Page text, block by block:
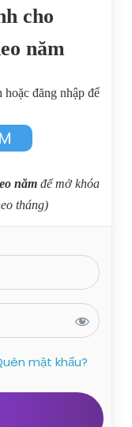
cho
năm
hoặc đăng nhập để
năm để mở khóa
tháng)
mật khẩu?